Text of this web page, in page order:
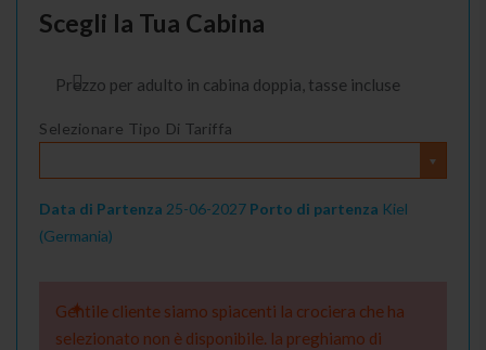
Scegli la Tua Cabina
Prezzo per adulto in cabina doppia, tasse incluse
Selezionare Tipo Di Tariffa
Data di Partenza 25-06-2027 Porto di partenza Kiel
(Germania)
Gentile cliente siamo spiacenti la crociera che ha
selezionato non è disponibile. la preghiamo di